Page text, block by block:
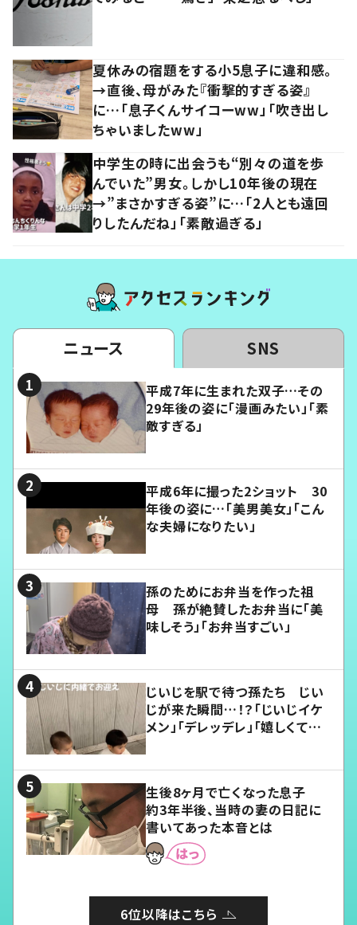
夏休みの宿題をする小5息子に違和感。
→直後、母がみた『衝撃的すぎる姿』
に…「息子くんサイコーww」「吹き出し
ちゃいましたww」
中学生の時に出会うも“別々の道を歩
んでいた”男女。しかし10年後の現在
→”まさかすぎる姿”に…「2人とも遠回
りしたんだね」「素敵過ぎる」
ニュース SNS
平成7年に生まれた双子…その
29年後の姿に「漫画みたい」「素
敵すぎる」
平成6年に撮った2ショット 30
年後の姿に…「美男美女」「こん
な夫婦になりたい」
孫のためにお弁当を作った祖
母 孫が絶賛したお弁当に「美
味しそう」「お弁当すごい」
じいじを駅で待つ孫たち じい
じが来た瞬間…！？「じいじイケ
メン」「デレッデレ」「嬉しくて可
生後8ヶ月で亡くなった息子
約3年半後、当時の妻の日記に
書いてあった本音とは
6位以降はこちら